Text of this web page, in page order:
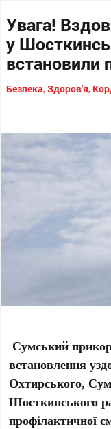
Увага!
у
встановили
Безпека,Здоров'я,
Сумський
встановлення
Охтирського,
Шосткинського
профілактичної